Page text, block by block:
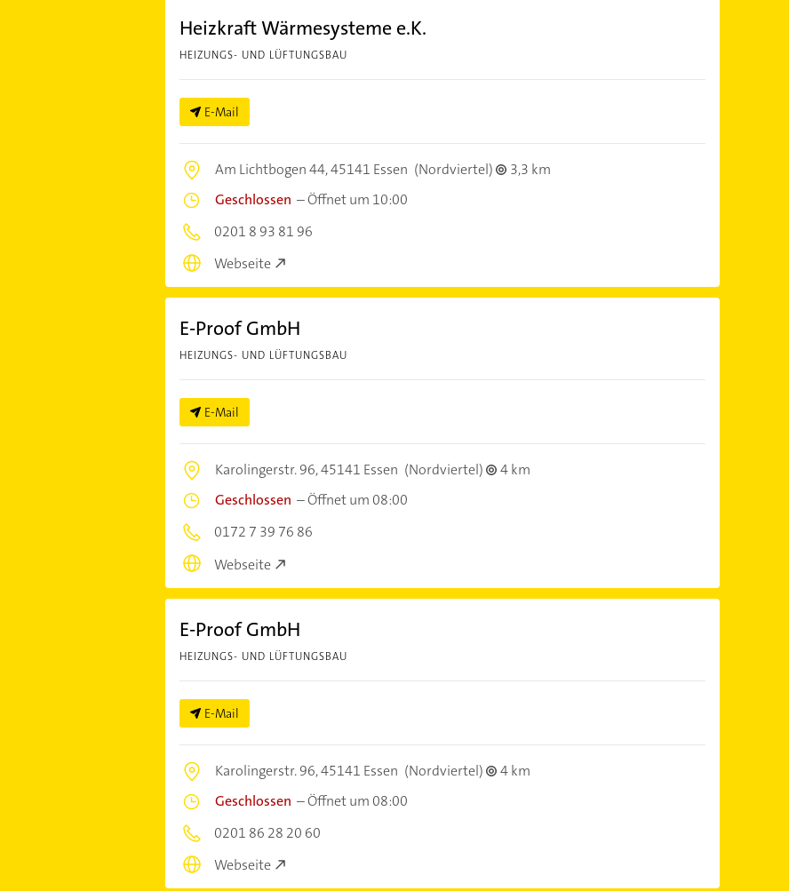
Heizkraft Wärmesysteme e.K.
HEIZUNGS- UND LÜFTUNGSBAU
E-Mail
Am Lichtbogen 44,45141 Essen (Nordviertel)
3,3 km
Geschlossen –Öffnet um 10:00
0201 8 93 81 96
Webseite
E-Proof GmbH
HEIZUNGS- UND LÜFTUNGSBAU
E-Mail
Karolingerstr. 96,45141 Essen (Nordviertel)
4 km
Geschlossen –Öffnet um 08:00
0172 7 39 76 86
Webseite
E-Proof GmbH
HEIZUNGS- UND LÜFTUNGSBAU
E-Mail
Karolingerstr. 96,45141 Essen (Nordviertel)
4 km
Geschlossen –Öffnet um 08:00
0201 86 28 20 60
Webseite